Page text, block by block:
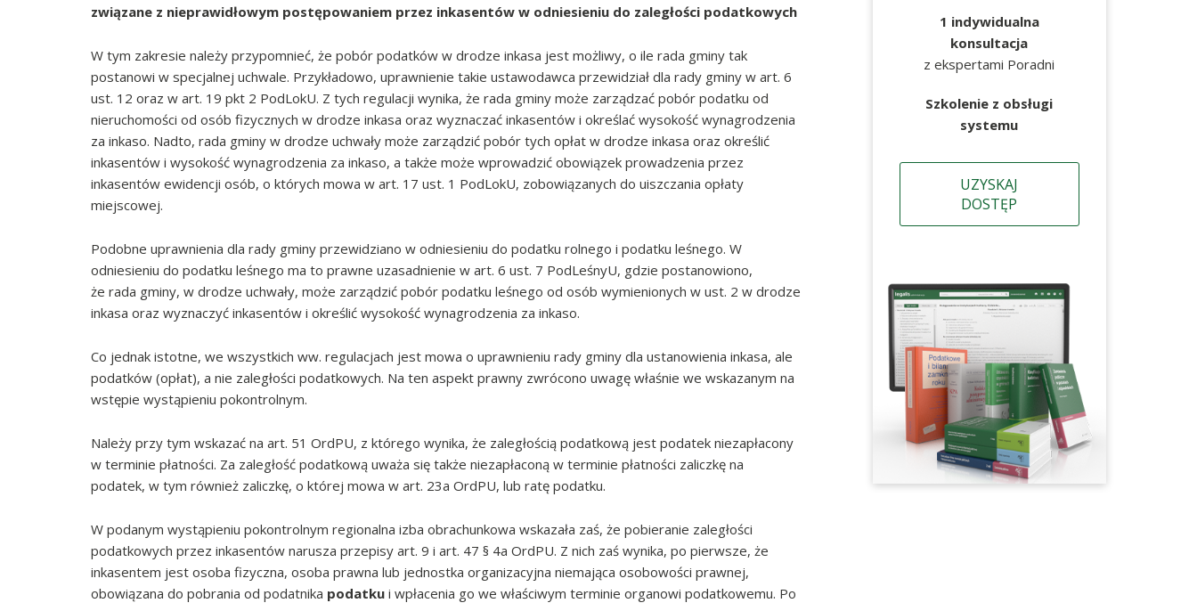
związane z nieprawidłowym postępowaniem przez inkasentów w odniesieniu do zaległości podatkowych
W tym zakresie należy przypomnieć, że pobór podatków w drodze inkasa jest możliwy, o ile rada gminy tak
postanowi w specjalnej uchwale. Przykładowo, uprawnienie takie ustawodawca przewidział dla rady gminy w art. 6
ust. 12 oraz w art. 19 pkt 2 PodLokU. Z tych regulacji wynika, że rada gminy może zarządzać pobór podatku od
nieruchomości od osób fizycznych w drodze inkasa oraz wyznaczać inkasentów i określać wysokość wynagrodzenia
za inkaso. Nadto, rada gminy w drodze uchwały może zarządzić pobór tych opłat w drodze inkasa oraz określić
inkasentów i wysokość wynagrodzenia za inkaso, a także może wprowadzić obowiązek prowadzenia przez
inkasentów ewidencji osób, o których mowa w art. 17 ust. 1 PodLokU, zobowiązanych do uiszczania opłaty
miejscowej.
Podobne uprawnienia dla rady gminy przewidziano w odniesieniu do podatku rolnego i podatku leśnego. W
odniesieniu do podatku leśnego ma to prawne uzasadnienie w art. 6 ust. 7 PodLeśnyU, gdzie postanowiono,
że rada gminy, w drodze uchwały, może zarządzić pobór podatku leśnego od osób wymienionych w ust. 2 w drodze
inkasa oraz wyznaczyć inkasentów i określić wysokość wynagrodzenia za inkaso.
Co jednak istotne, we wszystkich ww. regulacjach jest mowa o uprawnieniu rady gminy dla ustanowienia inkasa, ale
podatków (opłat), a nie zaległości podatkowych. Na ten aspekt prawny zwrócono uwagę właśnie we wskazanym na
wstępie wystąpieniu pokontrolnym.
Należy przy tym wskazać na art. 51 OrdPU, z którego wynika, że zaległością podatkową jest podatek niezapłacony
w terminie płatności. Za zaległość podatkową uważa się także niezapłaconą w terminie płatności zaliczkę na
podatek, w tym również zaliczkę, o której mowa w art. 23a OrdPU, lub ratę podatku.
W podanym wystąpieniu pokontrolnym regionalna izba obrachunkowa wskazała zaś, że pobieranie zaległości
podatkowych przez inkasentów narusza przepisy art. 9 i art. 47 § 4a OrdPU. Z nich zaś wynika, po pierwsze, że
inkasentem jest osoba fizyczna, osoba prawna lub jednostka organizacyjna niemająca osobowości prawnej,
obowiązana do pobrania od podatnika podatku i wpłacenia go we właściwym terminie organowi podatkowemu. Po
1 indywidualna
konsultacja
z ekspertami Poradni
Szkolenie z obsługi
systemu
UZYSKAJ
DOSTĘP